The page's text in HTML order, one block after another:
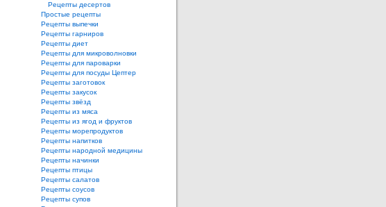
Рецепты десертов
Простые рецепты
Рецепты выпечки
Рецепты гарниров
Рецепты диет
Рецепты для микроволновки
Рецепты для пароварки
Рецепты для посуды Цептер
Рецепты заготовок
Рецепты закусок
Рецепты звёзд
Рецепты из мяса
Рецепты из ягод и фруктов
Рецепты морепродуктов
Рецепты напитков
Рецепты народной медицины
Рецепты начинки
Рецепты птицы
Рецепты салатов
Рецепты соусов
Рецепты супов